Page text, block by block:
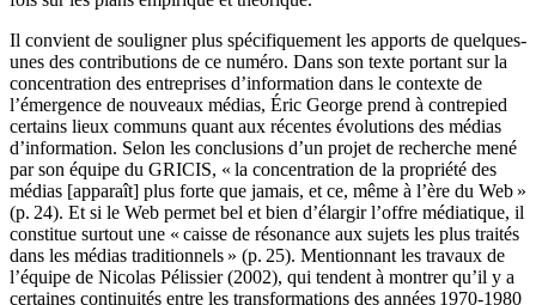
Il convient de souligner plus spécifiquement les apports de quelques-
unes des contributions de ce numéro. Dans son texte portant sur la
concentration des entreprises d’information dans le contexte de
l’émergence de nouveaux médias, Éric George prend à contrepied
certains lieux communs quant aux récentes évolutions des médias
d’information. Selon les conclusions d’un projet de recherche mené
par son équipe du GRICIS, « la concentration de la propriété des
médias [apparaît] plus forte que jamais, et ce, même à l’ère du Web »
(p. 24). Et si le Web permet bel et bien d’élargir l’offre médiatique, il
constitue surtout une « caisse de résonance aux sujets les plus traités
dans les médias traditionnels » (p. 25). Mentionnant les travaux de
l’équipe de Nicolas Pélissier (2002), qui tendent à montrer qu’il y a
certaines continuités entre les transformations des années 1970-1980